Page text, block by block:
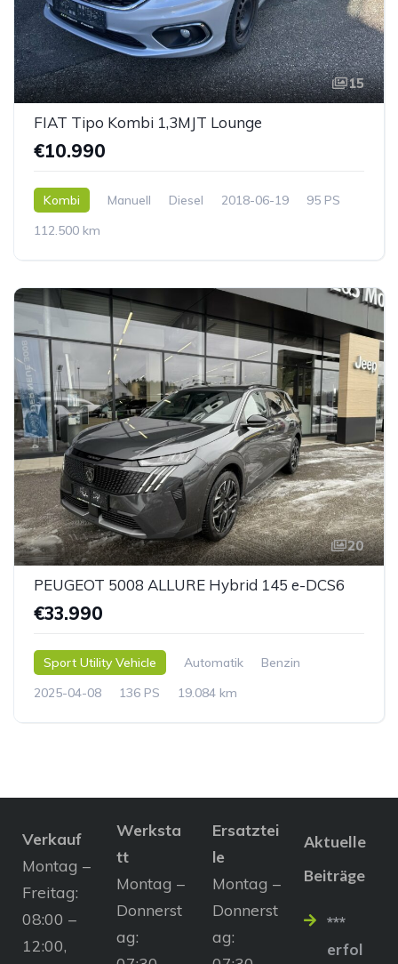
15
FIAT Tipo Kombi 1,3MJT Lounge
€10.990
Kombi Manuell Diesel 2018-06-19
95 PS
112.500 km
20
PEUGEOT 5008 ALLURE Hybrid 145 e-DCS6
€33.990
Sport Utility Vehicle Automatik
Benzin
2025-04-08
136 PS 19.084 km
Verkauf
Montag –
Freitag:
08:00 –
12:00,
Werksta
tt
Montag –
Donnerst
ag:
Ersatztei
le
Montag –
Donnerst
ag:
Aktuelle
Beiträge
***
erfol